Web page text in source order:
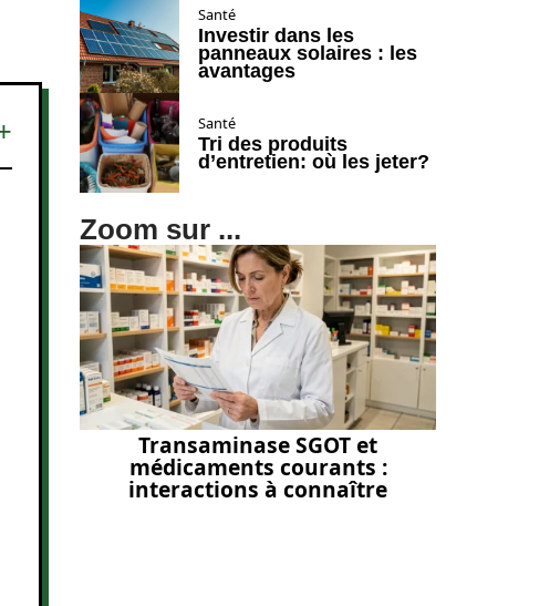
Santé
Investir dans les
panneaux solaires : les
avantages
Santé
Tri des produits
d’entretien: où les jeter?
Zoom sur ...
Transaminase SGOT et
médicaments courants :
interactions à connaître